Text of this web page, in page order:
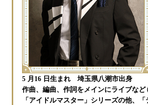
5 月16 日生まれ 埼玉県八潮市出身
作曲、編曲、作詞をメインにライブなど
「アイドルマスター」シリーズの他、「